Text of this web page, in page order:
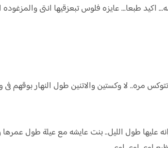
طبعا... عايزه فلوس تبعزقيها انتى والمزغوده
مره.. لا وكستين والاتنين طول النهار بوقهم
عليها طول الليل.. بنت عايشه مع عيلة طول عمرها